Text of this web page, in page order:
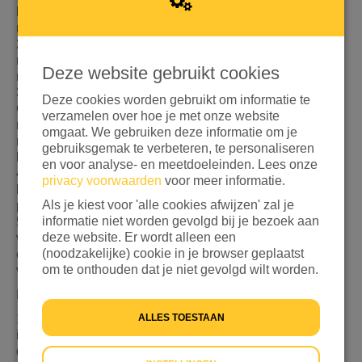
het lesgeld, uniformen en schoolbenodigdheden voor
meisjes.
2. Mentorschapsprogramma's: Rekruteer vrouwelijke
mentoren uit verschillende beroepen om begeleiding,
motivatie en ondersteuning aan de meisjes te bieden.
3. Sensibilisatiecampagnes voor de gemeenschap:
Organiseer gemeenschapsbijeenkomsten, workshops en
radio-uitzendingen om het belang van onderwijs voor
meisjes te promoten en culturele vooroordelen te
bestrijden.
4. Verstrekking van leermateriaal: Lever schoolboeken,
briefpapier en andere essentiële hulpmiddelen aan
partnerscholen.
5. Veilige ruimtes bouwen: Werk samen met scholen om
veilige, ondersteunende omgevingen te creëren en
ervoor te zorgen dat meisjes toegang hebben tot sanitaire
voorzieningen, privacy en veiligheid.
1. Increased Enrollment and Retention: At least a 30%
increase in enrollment rates and a 20% reduction in
dropout rates among girls in the targeted schools.
Deze website gebruikt cookies
Deze cookies worden gebruikt om informatie te
verzamelen over hoe je met onze website
omgaat. We gebruiken deze informatie om je
gebruiksgemak te verbeteren, te personaliseren
en voor analyse- en meetdoeleinden. Lees onze
privacy voorwaarden voor meer informatie.
Als je kiest voor 'alle cookies afwijzen' zal je
informatie niet worden gevolgd bij je bezoek aan
deze website. Er wordt alleen een
(noodzakelijke) cookie in je browser geplaatst
om te onthouden dat je niet gevolgd wilt worden.
ALLES TOESTAAN